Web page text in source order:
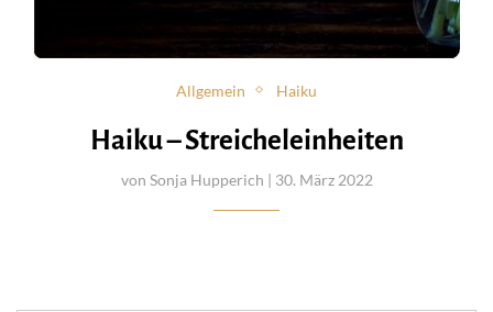
Allgemein Haiku
Haiku – Streicheleinheiten
von Sonja Hupperich | 30. März 2022